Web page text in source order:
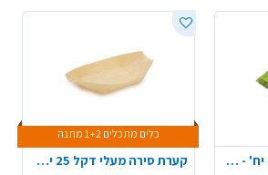
נייר אפייה מתכלה 40 יח' - חום
כלים מתכלים 1+2 מתנה
קערת סירה מעלי דקל 25 יח' 180 מ"מ - גדול